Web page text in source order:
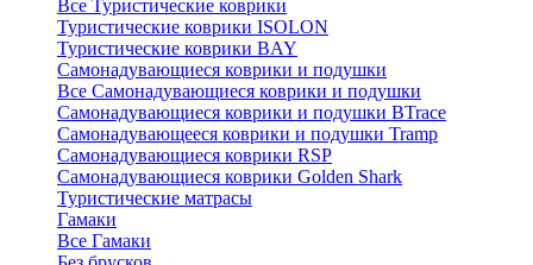
Все Туристические коврики
Туристические коврики ISOLON
Туристические коврики BAY
Самонадувающиеся коврики и подушки
Все Самонадувающиеся коврики и подушки
Самонадувающиеся коврики и подушки BTrace
Самонадувающееся коврики и подушки Tramp
Самонадувающиеся коврики RSP
Самонадувающиеся коврики Golden Shark
Туристические матрасы
Гамаки
Все Гамаки